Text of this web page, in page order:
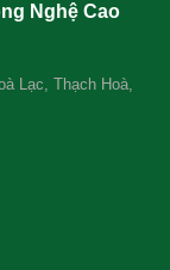
Nghệ Cao
Lạc, Thạch Hoà,